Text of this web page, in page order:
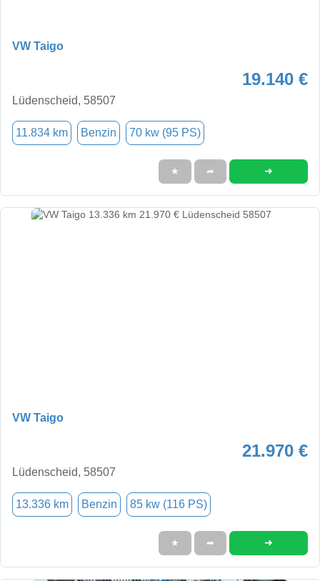
VW Taigo
19.140 €
Lüdenscheid, 58507
11.834 km Benzin 70 kw (95 PS)
★ ➦ ➜
VW Taigo
21.970 €
Lüdenscheid, 58507
13.336 km Benzin 85 kw (116 PS)
★ ➦ ➜